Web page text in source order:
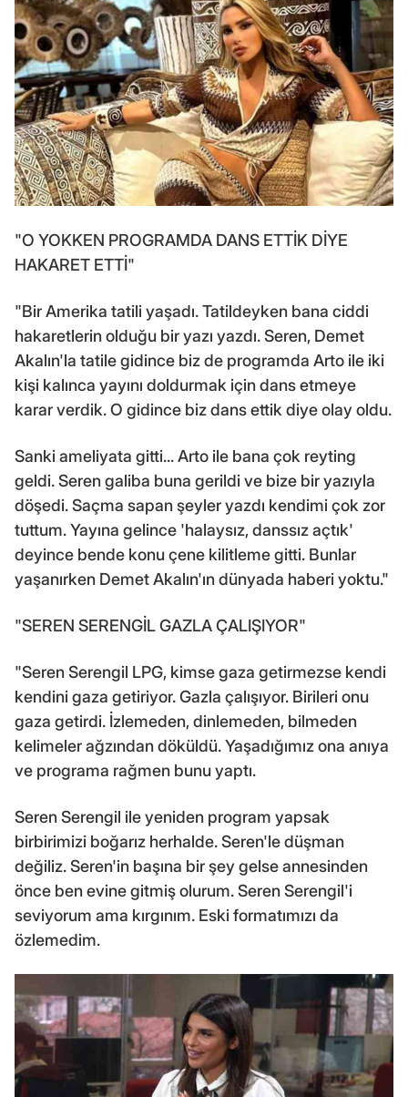
"O YOKKEN PROGRAMDA DANS ETTİK DİYE
HAKARET ETTİ"
"Bir Amerika tatili yaşadı. Tatildeyken bana ciddi
hakaretlerin olduğu bir yazı yazdı. Seren, Demet
Akalın'la tatile gidince biz de programda Arto ile iki
kişi kalınca yayını doldurmak için dans etmeye
karar verdik. O gidince biz dans ettik diye olay oldu.
Sanki ameliyata gitti... Arto ile bana çok reyting
geldi. Seren galiba buna gerildi ve bize bir yazıyla
döşedi. Saçma sapan şeyler yazdı kendimi çok zor
tuttum. Yayına gelince 'halaysız, danssız açtık'
deyince bende konu çene kilitleme gitti. Bunlar
yaşanırken Demet Akalın'ın dünyada haberi yoktu."
"SEREN SERENGİL GAZLA ÇALIŞIYOR"
"Seren Serengil LPG, kimse gaza getirmezse kendi
kendini gaza getiriyor. Gazla çalışıyor. Birileri onu
gaza getirdi. İzlemeden, dinlemeden, bilmeden
kelimeler ağzından döküldü. Yaşadığımız ona anıya
ve programa rağmen bunu yaptı.
Seren Serengil ile yeniden program yapsak
birbirimizi boğarız herhalde. Seren'le düşman
değiliz. Seren'in başına bir şey gelse annesinden
önce ben evine gitmiş olurum. Seren Serengil'i
seviyorum ama kırgınım. Eski formatımızı da
özlemedim.